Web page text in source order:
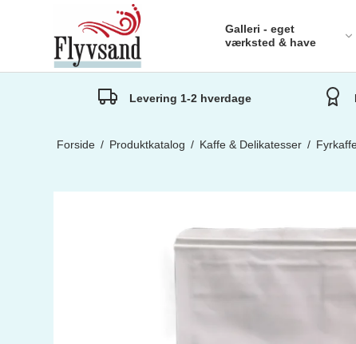
Galleri - eget
værksted & have
Levering 1-2 hverdage
Forside / Produktkatalog / Kaffe & Delikatesser /